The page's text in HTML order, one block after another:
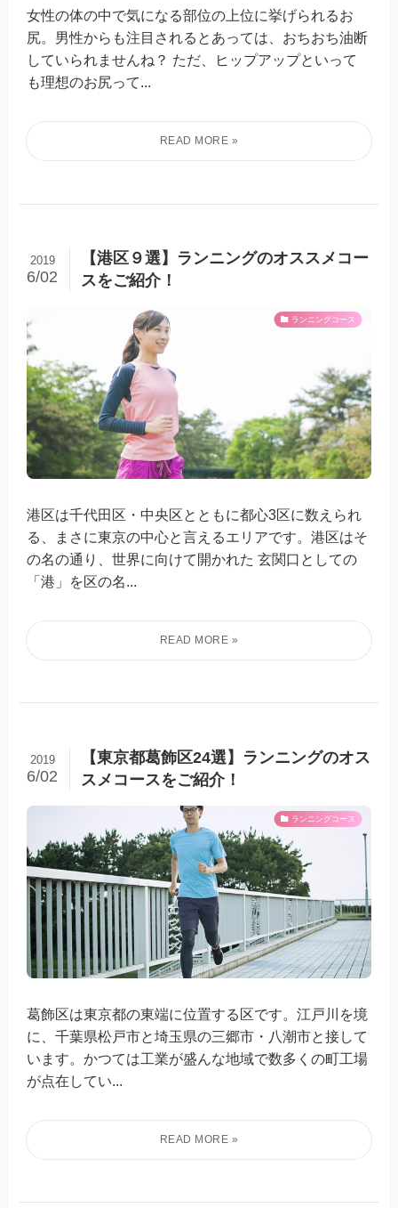
女性の体の中で気になる部位の上位に挙げられるお
尻。男性からも注目されるとあっては、おちおち油断
していられませんね？ ただ、ヒップアップといって
も理想のお尻って...
【港区９選】ランニングのオススメコー
スをご紹介！
2019
6/02
ランニングコース
港区は千代田区・中央区とともに都心3区に数えられ
る、まさに東京の中心と言えるエリアです。港区はそ
の名の通り、世界に向けて開かれた 玄関口としての
「港」を区の名...
【東京都葛飾区24選】ランニングのオス
スメコースをご紹介！
2019
6/02
ランニングコース
葛飾区は東京都の東端に位置する区です。江戸川を境
に、千葉県松戸市と埼玉県の三郷市・八潮市と接して
います。かつては工業が盛んな地域で数多くの町工場
が点在してい...